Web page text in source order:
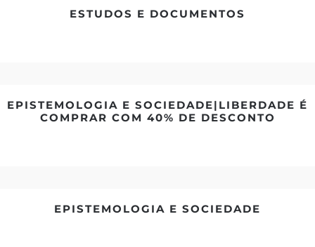
ESTUDOS E DOCUMENTOS
EPISTEMOLOGIA E SOCIEDADE|LIBERDADE É
COMPRAR COM 40% DE DESCONTO
EPISTEMOLOGIA E SOCIEDADE